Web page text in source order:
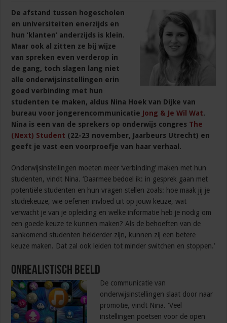
De afstand tussen hogescholen
en universiteiten enerzijds en
hun ‘klanten’ anderzijds is klein.
Maar ook al zitten ze bij wijze
van spreken even verderop in
de gang, toch slagen lang niet
alle onderwijsinstellingen erin
goed verbinding met hun
studenten te maken, aldus Nina Hoek van Dijke van
bureau voor jongerencommunicatie Jong & Je Wil Wat.
Nina is een van de sprekers op onderwijs congres The
(Next) Student (22-23 november, Jaarbeurs Utrecht) en
geeft je vast een voorproefje van haar verhaal.
Onderwijsinstellingen moeten meer ‘verbinding’ maken met hun
studenten, vindt Nina. ‘Daarmee bedoel ik: in gesprek gaan met
potentiële studenten en hun vragen stellen zoals: hoe maak jij je
studiekeuze, wie oefenen invloed uit op jouw keuze, wat
verwacht je van je opleiding en welke informatie heb je nodig om
een goede keuze te kunnen maken? Als de behoeften van de
aankomend studenten helderder zijn, kunnen zij een betere
keuze maken. Dat zal ook leiden tot minder switchen en stoppen.’
Onrealistisch beeld
De communicatie van
onderwijsinstellingen slaat door naar
promotie, vindt Nina. ‘Veel
instellingen poetsen voor de open